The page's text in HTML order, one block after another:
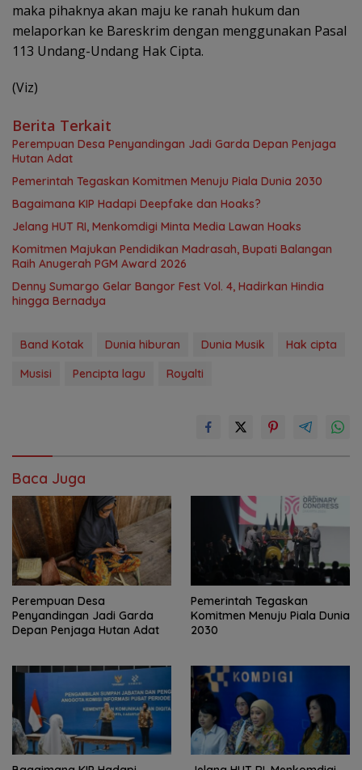
maka pihaknya akan maju ke ranah hukum dan
melaporkan ke Bareskrim dengan menggunakan Pasal
113 Undang-Undang Hak Cipta.
(Viz)
Berita Terkait
Perempuan Desa Penyandingan Jadi Garda Depan Penjaga
Hutan Adat
Pemerintah Tegaskan Komitmen Menuju Piala Dunia 2030
Bagaimana KIP Hadapi Deepfake dan Hoaks?
Jelang HUT RI, Menkomdigi Minta Media Lawan Hoaks
Komitmen Majukan Pendidikan Madrasah, Bupati Balangan
Raih Anugerah PGM Award 2026
Denny Sumargo Gelar Bangor Fest Vol. 4, Hadirkan Hindia
hingga Bernadya
Band Kotak Dunia hiburan Dunia Musik
Hak cipta
Musisi
Pencipta lagu Royalti
Baca Juga
Perempuan Desa
Penyandingan Jadi Garda
Depan Penjaga Hutan Adat
Pemerintah Tegaskan
Komitmen Menuju Piala Dunia
2030